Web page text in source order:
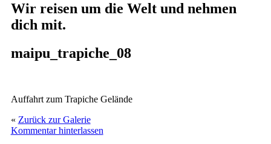
Wir reisen um die Welt und nehmen
dich mit.
maipu_trapiche_08
Auffahrt zum Trapiche Gelände
« Zurück zur Galerie
Kommentar hinterlassen